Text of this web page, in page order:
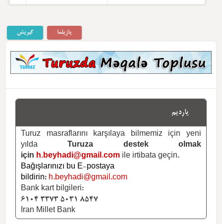
گیریش یازیلما
یاردیم
Turuz masraflarını karşılaya bilmemiz için yeni
yılda
Turuza destek olmak
için h.beyhadi@gmail.com ile irtibata geçin.
Bağışlarınızı bu E-postaya
bildirin: h.beyhadi@gmail.com
Bank kart bilgileri:
6104 3373 5031 8547
Iran Millet Bank